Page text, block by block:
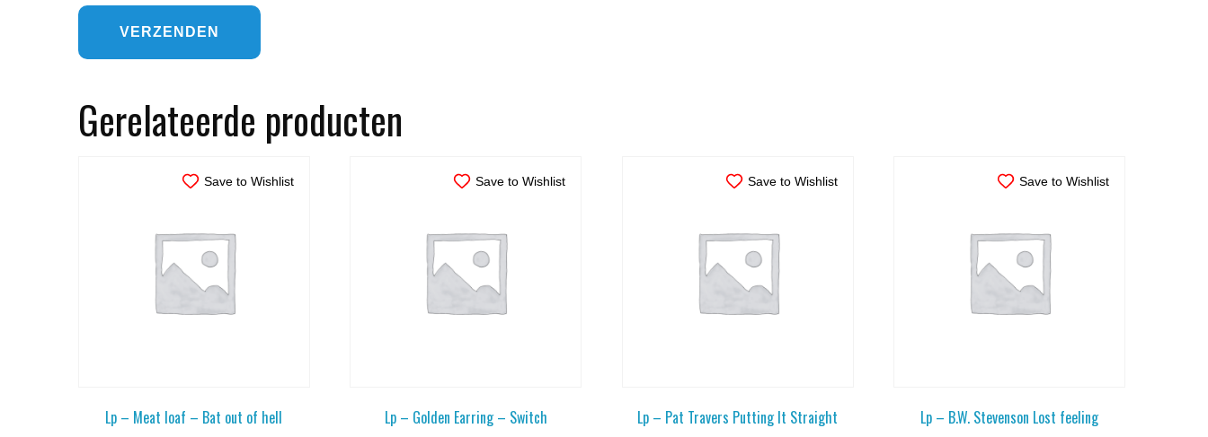
Gerelateerde producten
Save to Wishlist
Lp – Meat loaf – Bat out of hell
Save to Wishlist
Lp – Golden Earring – Switch
Save to Wishlist
Lp – Pat Travers Putting It Straight
Save to Wishlist
Lp – B.W. Stevenson Lost feeling